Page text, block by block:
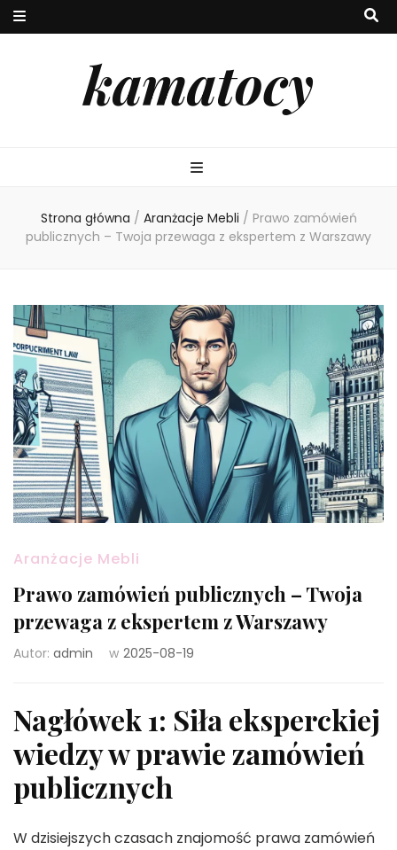
kamatocy
Strona główna / Aranżacje Mebli / Prawo zamówień
publicznych – Twoja przewaga z ekspertem z Warszawy
Aranżacje Mebli
Prawo zamówień publicznych – Twoja
przewaga z ekspertem z Warszawy
Autor: admin w 2025-08-19
Nagłówek 1: Siła eksperckiej
wiedzy w prawie zamówień
publicznych
W dzisiejszych czasach znajomość prawa zamówień